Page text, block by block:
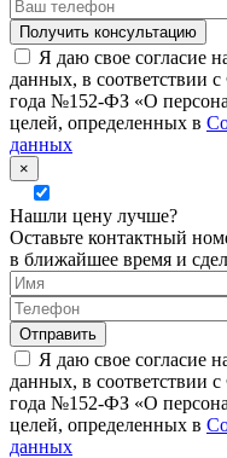
Я даю свое согласие
данных, в соответствии
года №152-ФЗ «О
целей, определенных в
данных
×
Нашли цену лучше?
Оставьте контактный
в ближайшее время и
Я даю свое согласие
данных, в соответствии
года №152-ФЗ «О
целей, определенных в
данных